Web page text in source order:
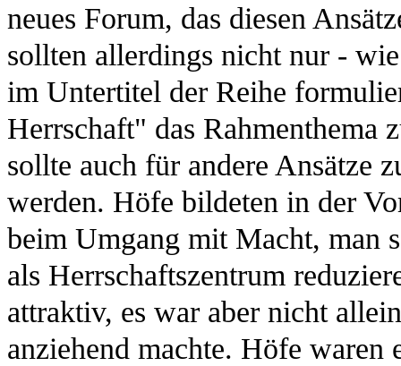
neues Forum, das diesen
sollten allerdings nicht nur -
im Untertitel der Reihe
Herrschaft" das Rahmenthema
sollte auch für andere Ansätze
werden. Höfe bildeten in der
beim Umgang mit Macht, man
als Herrschaftszentrum
attraktiv, es war aber nicht
anziehend machte. Höfe